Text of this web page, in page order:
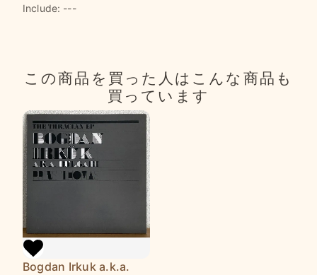
Include: ---
この商品を買った人は こんな商品も
買っています
Bogdan Irkuk a.k.a.